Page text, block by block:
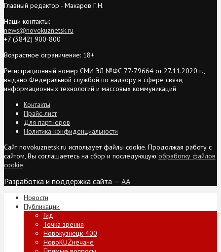
Главный редактор - Макаров Г.Н.
Наши контакты:
news@novokuznetsk.ru
+7 (3842) 900-800
Возрастное ограничение: 18+
Регистрационный номер СМИ ЭЛ №ФС 77-79664 от 27.11.2020 г.,
выдано Федеральной службой по надзору в сфере связи,
информационных технологий и массовых коммуникаций
Контакты
Прайс-лист
Для партнеров
Политика конфиденциальности
Сайт novokuznetsk.ru использует файлы cookie. Продолжая работу с
сайтом, Вы соглашаетесь на сбор и последующую обработку файлов
cookie.
Разработка и поддержка сайта — AA
Новости
Публикации
Гид
Точка зрения
Новокузнецк-400
НовоKUZнечане